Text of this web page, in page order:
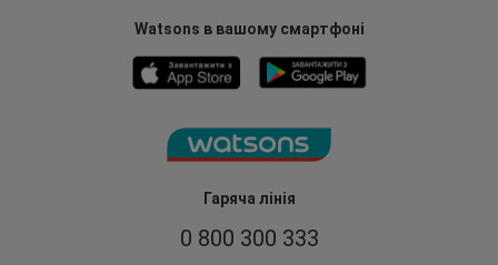
Гаряча лінія
0 800 300 333
Watsons в вашому смартфоні